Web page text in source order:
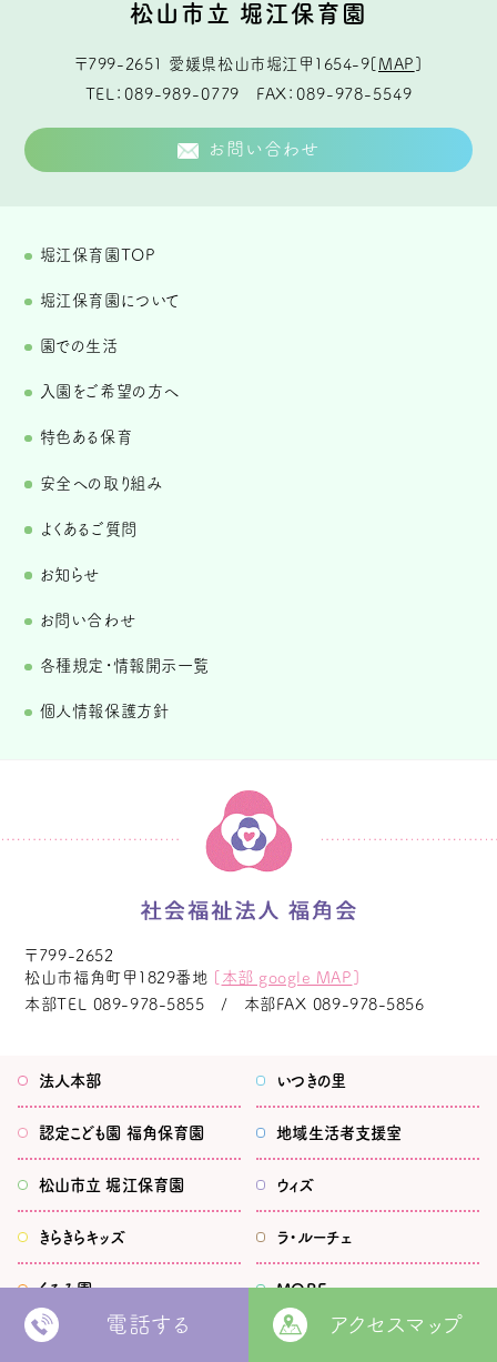
松山市立 堀江保育園
〒799-2651 愛媛県松山市堀江甲1654-9 [ MAP ]
TEL
089-989-0779 FAX 089-978-5549
お問い合わせ
堀江保育園TOP
堀江保育園について
園での生活
入園をご希望の方へ
特色ある保育
安全への取り組み
よくあるご質問
お知らせ
お問い合わせ
各種規定・情報開示一覧
個人情報保護方針
〒799-2652
松山市福角町甲1829番地
本部 google MAP ]
本部TEL
089-978-5855 本部FAX 089-978-5856
法人本部
認定こども園 福角保育園
松山市立堀江保育園
きらきらキッズ
くるみ園
いつきの里
地域生活者支援室
ウィズ
ラ・ルーチェ
MORE
松山市
障がい者北部地域
電話する アクセスマップ